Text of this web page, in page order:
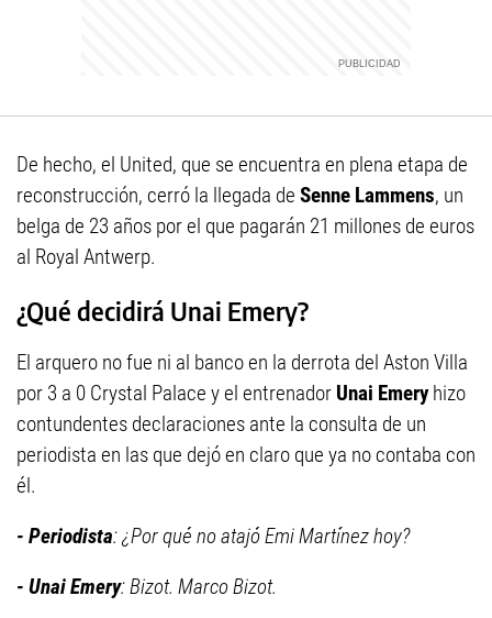
De hecho, el United, que se encuentra en plena etapa de
reconstrucción, cerró la llegada de Senne Lammens, un
belga de 23 años por el que pagarán 21 millones de euros
al Royal Antwerp.
¿Qué decidirá Unai Emery?
El arquero no fue ni al banco en la derrota del Aston Villa
por 3 a 0 Crystal Palace y el entrenador Unai Emeryhizo
contundentes declaraciones ante la consulta de un
periodista en las que dejó en claro que ya no contaba con
él.
- Periodista: ¿Por qué no atajó Emi Martínez hoy?
- Unai Emery: Bizot. Marco Bizot.